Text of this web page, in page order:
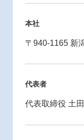
本社
〒940-1165 新
代表者
代表取締役 土